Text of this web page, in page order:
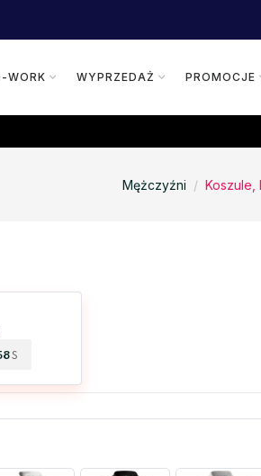
WORK WYPRZEDAŻ PROMOCJE
Mężczyźni Koszule,
S